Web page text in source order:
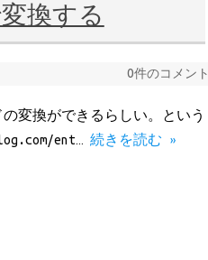
換する
0件のコメント
変換ができるらしい。という
ent… 続きを読む »